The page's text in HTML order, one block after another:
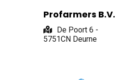
Profarmers B.V.
De Poort 6 -
5751CN Deurne